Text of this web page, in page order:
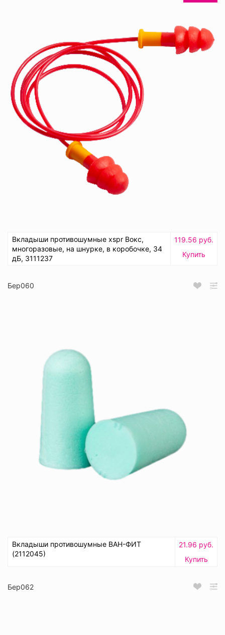
Вкладыши противошумные xspr Вокс,
многоразовые, на шнурке, в коробочке, 34
дБ, 3111237
119.56 руб.
Купить
Бер060
Вкладыши противошумные ВАН-ФИТ
(2112045)
21.96 руб.
Купить
Бер062